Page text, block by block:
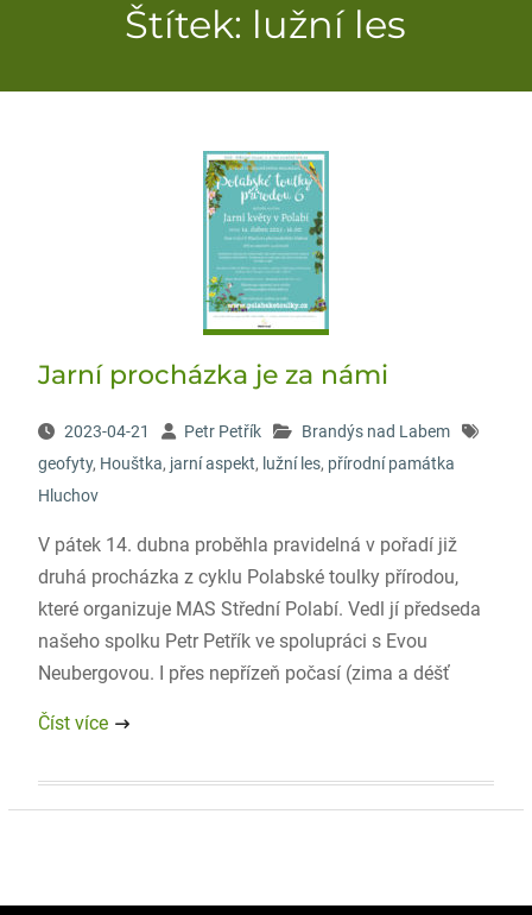
Štítek: lužní les
Jarní procházka je za námi
2023-04-21 Petr Petřík
Brandýs nad Labem
geofyty, Houštka, jarní aspekt, lužní les, přírodní památka
Hluchov
V pátek 14. dubna proběhla pravidelná v pořadí již
druhá procházka z cyklu Polabské toulky přírodou,
které organizuje MAS Střední Polabí. Vedl jí předseda
našeho spolku Petr Petřík ve spolupráci s Evou
Neubergovou. I přes nepřízeň počasí (zima a déšť
Číst více